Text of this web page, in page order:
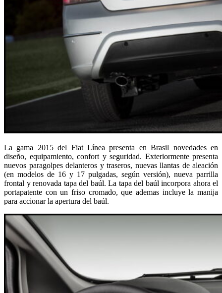
La gama 2015 del Fiat Línea presenta en Brasil novedades en
diseño, equipamiento, confort y seguridad. Exteriormente presenta
nuevos paragolpes delanteros y traseros, nuevas llantas de aleación
(en modelos de 16 y 17 pulgadas, según versión), nueva parrilla
frontal y renovada tapa del baúl. La tapa del baúl incorpora ahora el
portapatente con un friso cromado, que ademas incluye la manija
para accionar la apertura del baúl.